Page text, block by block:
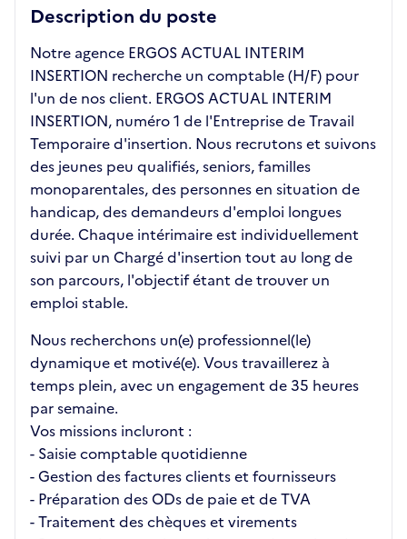
Description du poste
Notre agence ERGOS ACTUAL INTERIM
INSERTION recherche un comptable (H/F) pour
l'un de nos client. ERGOS ACTUAL INTERIM
INSERTION, numéro 1 de l'Entreprise de Travail
Temporaire d'insertion. Nous recrutons et suivons
des jeunes peu qualifiés, seniors, familles
monoparentales, des personnes en situation de
handicap, des demandeurs d'emploi longues
durée. Chaque intérimaire est individuellement
suivi par un Chargé d'insertion tout au long de
son parcours, l'objectif étant de trouver un
emploi stable.
Nous recherchons un(e) professionnel(le)
dynamique et motivé(e). Vous travaillerez à
temps plein, avec un engagement de 35 heures
par semaine.
Vos missions incluront :
- Saisie comptable quotidienne
- Gestion des factures clients et fournisseurs
- Préparation des ODs de paie et de TVA
- Traitement des chèques et virements